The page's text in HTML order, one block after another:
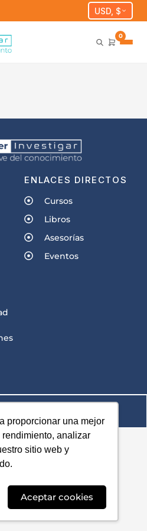
proporcionar una mejor
analizar
sitio web y
Aceptar cookies
USD, $
0
ENLACES DIRECTOS
Cursos
Libros
Asesorías
Eventos
2023 - 2024
Concepto Creativo